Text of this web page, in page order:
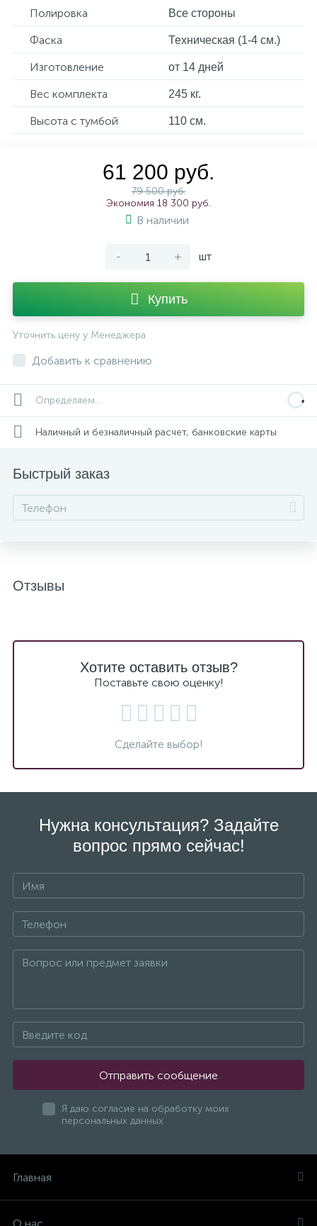
Полировка Все стороны
Фаска Техническая (1-4 см.)
Изготовление от 14 дней
Вес комплекта 245 кг.
Высота с тумбой 110 см.
61 200 руб.
79 500 руб.
Экономия 18 300 руб.
В наличии
- + шт
Купить
Уточнить цену у Менеджера
Добавить к сравнению
Определяем...
Наличный и безналичный расчет, банковские карты
Быстрый заказ
Отзывы
Хотите оставить отзыв?
Поставьте свою оценку!
Сделайте выбор!
Нужна консультация? Задайте
вопрос прямо сейчас!
Отправить сообщение
Я даю согласие на обработку моих
персональных данных
Главная